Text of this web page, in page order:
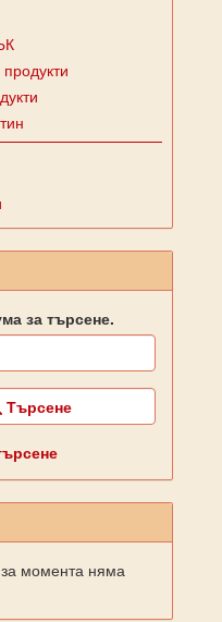
за търсене.
Търсене
момента няма